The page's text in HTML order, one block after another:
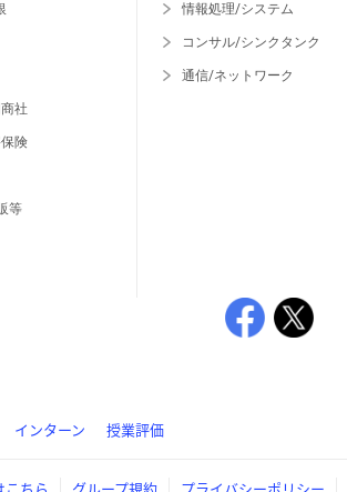
社
険
等
情報処理/システム
コンサル/シンクタンク
通信/ネットワーク
インターン 授業評価